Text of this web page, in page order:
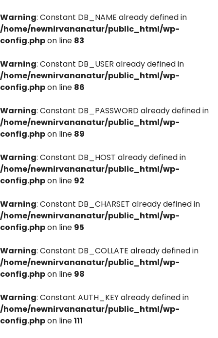
Warning: Constant DB_NAME already defined in
/home/newnirvananatur/public_html/wp-
config.phpon line 83
Warning: Constant DB_USER already defined in
/home/newnirvananatur/public_html/wp-
config.phpon line 86
Warning: Constant DB_PASSWORD already defined in
/home/newnirvananatur/public_html/wp-
config.phpon line 89
Warning: Constant DB_HOST already defined in
/home/newnirvananatur/public_html/wp-
config.phpon line 92
Warning: Constant DB_CHARSET already defined in
/home/newnirvananatur/public_html/wp-
config.phpon line 95
Warning: Constant DB_COLLATE already defined in
/home/newnirvananatur/public_html/wp-
config.phpon line 98
Warning: Constant AUTH_KEY already defined in
/home/newnirvananatur/public_html/wp-
config.phpon line111